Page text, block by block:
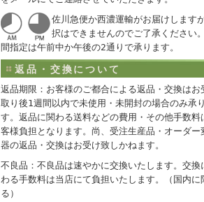
佐川急便か西濃運輸がお届けします
択はできませんのでご了承ください
間指定は午前中か午後の2通りで承ります。
返品・交換について
返品期限：お客様のご都合による返品・交換はお
取り後1週間以内で未使用・未開封の場合のみ承
す。返品に関わる送料などの費用・その他手数料
客様負担となります。尚、受注生産品・オーダー
器の返品・交換はお受け致しかねます。
不良品：不良品は速やかに交換いたします。交換
わる手数料は当店にて負担いたします。（国内に
る）